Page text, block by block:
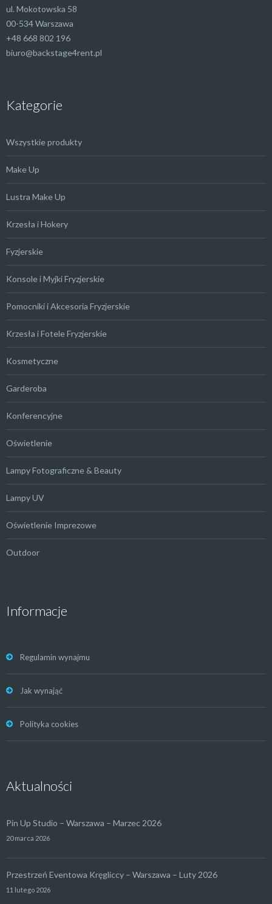
ul. Mokotowska 58
00-534 Warszawa
+48 668 802 196
biuro@backstage4rent.pl
Kategorie
Wszystkie produkty
Make Up
Lustra Make Up
Krzesła i Hokery
Fyzjerskie
Konsole i Myjki Fryzjerskie
Pomocniki i Akcesoria Fryzjerskie
Krzesła i Fotele Fryzjerskie
Kosmetyczne
Garderoba
Konferencyjne
Oświetlenie
Lampy Fotograficzne & Beauty
Lampy UV
Oświetlenie Imprezowe
Outdoor
Informacje
Regulamin wynajmu
Jak wynająć
Polityka cookies
Aktualności
Pin Up Studio – Warszawa – Marzec 2026
20 marca 2026
Przestrzeń Eventowa Kręgliccy – Warszawa – Luty 2026
11 lutego 2026